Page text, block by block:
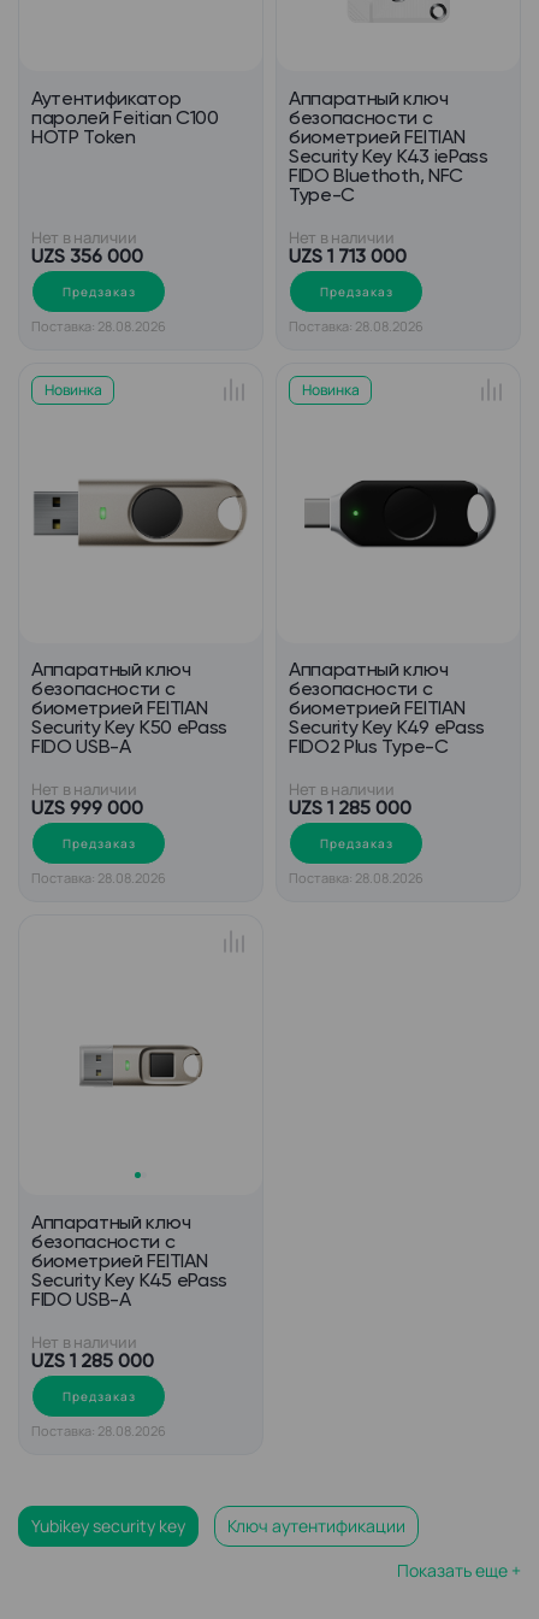
Аутентификатор
паролей Feitian С100
HOTP Token
Нет в наличии
UZS 356 000
Предзаказ
Поставка: 28.08.2026
Аппаратный ключ
безопасности c
биометрией FEITIAN
Security Key K43 iePass
FIDO Bluethoth, NFC
Type-C
Нет в наличии
UZS 1 713 000
Предзаказ
Поставка: 28.08.2026
Новинка
Аппаратный ключ
безопасности с
биометрией FEITIAN
Security Key K50 ePass
FIDO USB-A
Нет в наличии
UZS 999 000
Предзаказ
Поставка: 28.08.2026
Новинка
Аппаратный ключ
безопасности c
биометрией FEITIAN
Security Key K49 ePass
FIDO2 Plus Type-C
Нет в наличии
UZS 1 285 000
Предзаказ
Поставка: 28.08.2026
Аппаратный ключ
безопасности с
биометрией FEITIAN
Security Key K45 ePass
FIDO USB-A
Нет в наличии
UZS 1 285 000
Предзаказ
Поставка: 28.08.2026
Yubikey security key Ключ аутентификации
Аутентификатор паролей
Показать еще +